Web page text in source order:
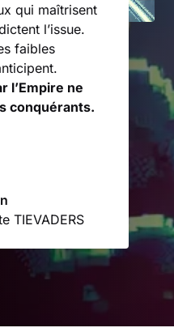
qui maîtrisent
l’issue.
faibles
l’Empire ne
conquérants.
TIEVADERS